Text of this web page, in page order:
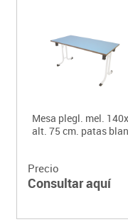
Mesa plegl. mel.
alt. 75 cm. patas
Precio
Consultar aquí